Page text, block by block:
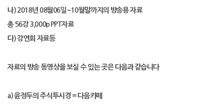
나) 2018년 08월06일~10월말까지의 방송용 자료
총 56강3,000p PPT자료
다)강연회 자료등
자료의 방송 동영상을 보실 수 있는 곳은 다음과 같습니다
a)윤정두의 주식투시경 = 다음카페